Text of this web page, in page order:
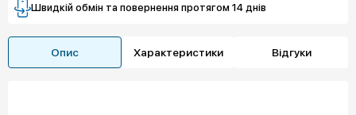
Швидкій обмін та повернення протягом 14 днів
Опис Характеристики Відгуки